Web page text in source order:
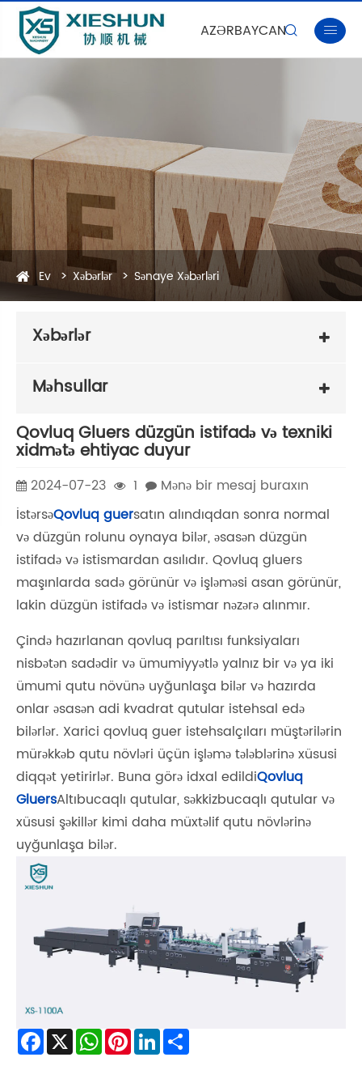
AZƏRBAYCAN 
Ev Xəbərlər Sənaye Xəbərləri
Xəbərlər
Məhsullar
Qovluq Gluers düzgün istifadə və texniki
xidmətə ehtiyac duyur
2024-07-23 1
Mənə bir mesaj buraxın
İstərsəQovluq guersatın alındıqdan sonra normal
və düzgün rolunu oynaya bilər, əsasən düzgün
istifadə və istismardan asılıdır. Qovluq gluers
maşınlarda sadə görünür və işləməsi asan görünür,
lakin düzgün istifadə və istismar nəzərə alınmır.
Çində hazırlanan qovluq parıltısı funksiyaları
nisbətən sadədir və ümumiyyətlə yalnız bir və ya iki
ümumi qutu növünə uyğunlaşa bilər və hazırda
onlar əsasən adi kvadrat qutular istehsal edə
bilərlər. Xarici qovluq guer istehsalçıları müştərilərin
mürəkkəb qutu növləri üçün işləmə tələblərinə xüsusi
diqqət yetirirlər. Buna görə idxal edildiQovluq
GluersAltıbucaqlı qutular, səkkizbucaqlı qutular və
xüsusi şəkillər kimi daha müxtəlif qutu növlərinə
uyğunlaşa bilər.
Facebook
X WhatsApp
Pinterest
LinkedIn